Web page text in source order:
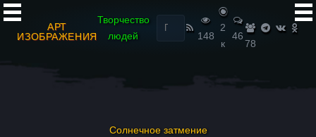
АРТ
ИЗОБРАЖЕНИЯ
Творчество
людей
Найти:
148
2
к
46
78
Солнечное затмение